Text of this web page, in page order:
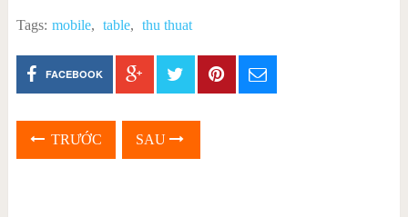
Tags: mobile, table, thu thuat
FACEBOOK
TRƯỚC SAU